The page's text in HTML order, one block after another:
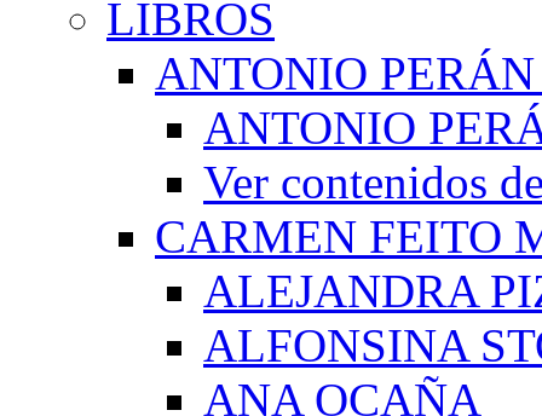
LIBROS
ANTONIO
ANTONIO
Ver contenidos
CARMEN FEITO
ALEJANDRA
ALFONSINA
ANA OCAÑA